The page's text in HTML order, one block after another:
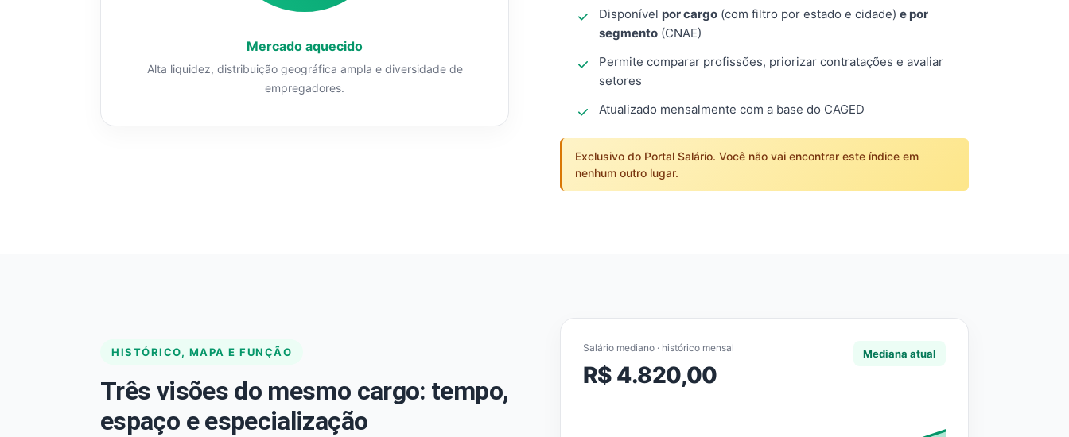
Disponível por cargo (com filtro por estado e cidade) e por
segmento (CNAE)
Permite comparar profissões, priorizar contratações e avaliar
setores
Atualizado mensalmente com a base do CAGED
Exclusivo do Portal Salário. Você não vai encontrar este índice em
nenhum outro lugar.
Mercado aquecido
Alta liquidez, distribuição geográfica ampla e diversidade de
empregadores.
HISTÓRICO, MAPA E FUNÇÃO
Três visões do mesmo cargo: tempo,
espaço e especialização
Salário mediano · histórico mensal
R$ 4.820,00
Mediana atual